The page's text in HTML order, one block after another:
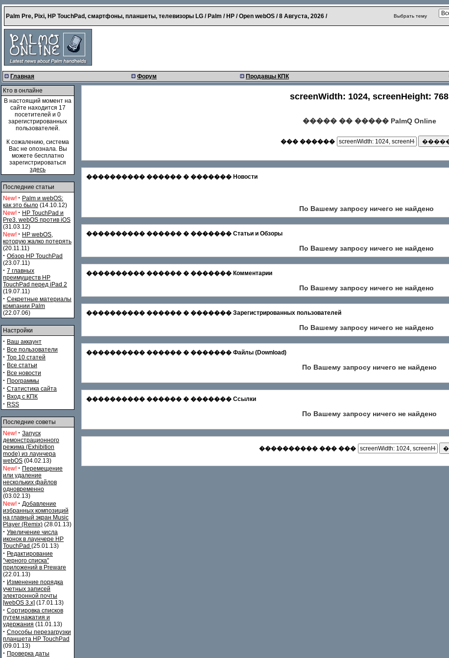
Palm Pre, Pixi, HP TouchPad, смартфоны, планшеты, телевизоры LG / Palm / HP / Open webOS /8 Августа, 2026 / Выбрать тему
Главная Форум Продавцы КПК
Кто в онлайне
В настоящий момент на
сайте находится 17
посетителей и 0
зарегистрированных
пользователей.
К сожалению, система
Вас не опознала. Вы
можете бесплатно
зарегистрироваться
здесь
Последние статьи
New! · Palm и webOS:
как это было (14.10.12)
New! · HP TouchPad и
Pre3. webOS против iOS
(31.03.12)
New! · HP webOS,
которую жалко потерять
(20.11.11)
· Обзор HP TouchPad
(23.07.11)
· 7 главных
преимуществ HP
TouchPad перед iPad 2
(19.07.11)
· Секретные материалы
компании Palm
(22.07.06)
Настройки
· Ваш аккаунт
· Все пользователи
· Top 10 статей
· Все статьи
· Все новости
· Программы
· Статистика сайта
· Вход с КПК
· RSS
Последние советы
New! · Запуск
демонстрационного
режима (Exhibition
mode) из лаунчера
webOS (04.02.13)
New! · Перемещение
или удаление
нескольких файлов
одновременно
(03.02.13)
New! · Добавление
избранных композиций
на главный экран Music
Player (Remix) (28.01.13)
· Увеличение числа
иконок в лаунчере HP
TouchPad (25.01.13)
· Редактирование
"черного списка"
приложений в Preware
(22.01.13)
· Изменение порядка
учетных записей
электронной почты
[webOS 3.x] (17.01.13)
· Сортировка списков
путем нажатия и
удержания (11.01.13)
· Способы перезагрузки
планшета HP TouchPad
(09.01.13)
· Проверка даты
screenWidth: 1024, screenHeight: 768
����� �� ����� PalmQ Online
��� ������
���������� ������ � ������� Новости
По Вашему запросу ничего не найдено
���������� ������ � ������� Статьи и Обзоры
По Вашему запросу ничего не найдено
���������� ������ � ������� Комментарии
По Вашему запросу ничего не найдено
���������� ������ � ������� Зарегистрированных пользователей
По Вашему запросу ничего не найдено
���������� ������ � ������� Файлы (Download)
По Вашему запросу ничего не найдено
���������� ������ � ������� Ссылки
По Вашему запросу ничего не найдено
���������� ��� ���